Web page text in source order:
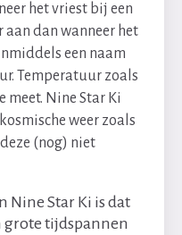
het vriest bij een
dan wanneer het
een naam
Temperatuur zoals
meet. Nine Star Ki
weer zoals
(nog) niet
Nine Star Ki is dat
grote tijdspannen